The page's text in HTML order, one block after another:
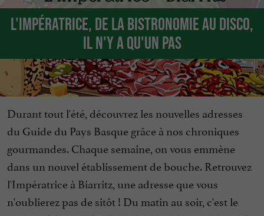
L'Impératrice, de la bistronomie au disco,
il n'y a qu'un pas
Durant tout l'été, découvrez les nouvelles adresses
du Guide du Pays Basque grâce à nos chroniques
gourmandes. Chaque semaine, on vous emmène
dans un nouvel établissement de bouche. Retrouvez
l'Impératrice à Biarritz, une adresse que vous
n'oublierez pas de sitôt ! Du matin au soir, c'est le